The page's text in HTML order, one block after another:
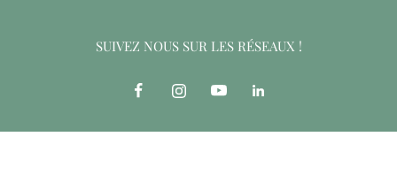
SUIVEZ NOUS SUR LES RÉSEAUX !